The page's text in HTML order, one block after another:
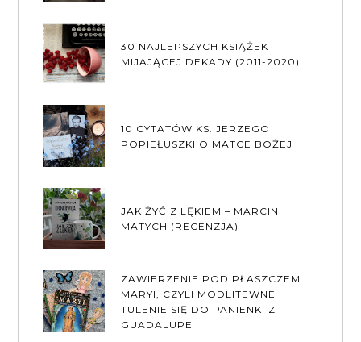
30 NAJLEPSZYCH KSIĄŻEK
MIJAJĄCEJ DEKADY (2011-2020)
10 CYTATÓW KS. JERZEGO
POPIEŁUSZKI O MATCE BOŻEJ
JAK ŻYĆ Z LĘKIEM – MARCIN
MATYCH (RECENZJA)
ZAWIERZENIE POD PŁASZCZEM
MARYI, CZYLI MODLITEWNE
TULENIE SIĘ DO PANIENKI Z
GUADALUPE